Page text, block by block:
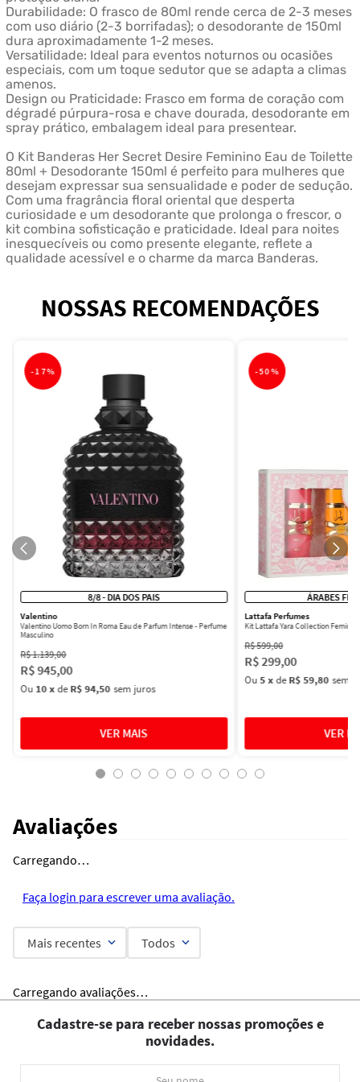
Durabilidade: O frasco de 80ml rende cerca de 2-3 meses
com uso diário (2-3 borrifadas); o desodorante de 150ml
dura aproximadamente 1-2 meses.
Versatilidade: Ideal para eventos noturnos ou ocasiões
especiais, com um toque sedutor que se adapta a climas
amenos.
Design ou Praticidade: Frasco em forma de coração com
dégradé púrpura-rosa e chave dourada, desodorante em
spray prático, embalagem ideal para presentear.
O Kit Banderas Her Secret Desire Feminino Eau de Toilette
80ml + Desodorante 150ml é perfeito para mulheres que
desejam expressar sua sensualidade e poder de sedução.
Com uma fragrância floral oriental que desperta
curiosidade e um desodorante que prolonga o frescor, o
kit combina sofisticação e praticidade. Ideal para noites
inesquecíveis ou como presente elegante, reflete a
qualidade acessível e o charme da marca Banderas.
NOSSAS RECOMENDAÇÕES
-17%
8/8 - DIA DOS PAIS
Valentino
Valentino Uomo Born In Roma Eau de Parfum Intense - Perfume
Masculino
R$1.139,00
R$945,00
Ou 10xdeR$ 94,50 sem juros
-50%
ÁRABES
Lattafa Perfumes
Kit Lattafa Yara Collection
R$599,00
R$ 299,00
Ou5xdeR$ 59,80 sem
Avaliações
Carregando…
Faça login para escrever uma avaliação.
Mais recentes Todos
Carregando avaliações…
Cadastre-se para receber nossas promoções e
novidades.